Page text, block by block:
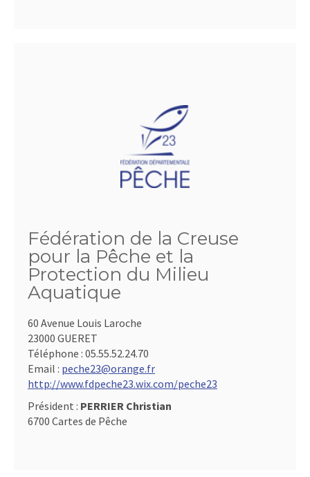
Fédération de la Creuse
pour la Pêche et la
Protection du Milieu
Aquatique
60 Avenue Louis Laroche
23000 GUERET
Téléphone : 05.55.52.24.70
Email : peche23@orange.fr
http://www.fdpeche23.wix.com/peche23
Président : PERRIER Christian
6700 Cartes de Pêche